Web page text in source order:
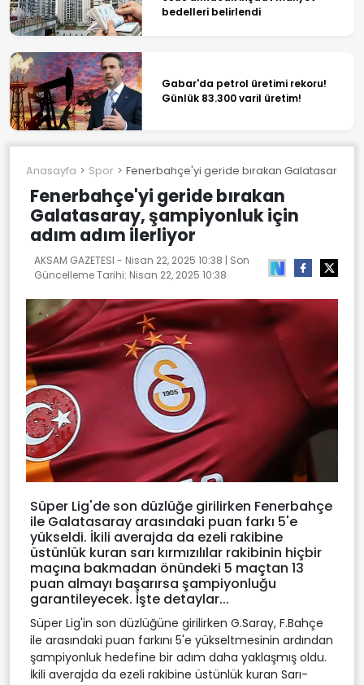
bedelleri belirlendi
Gabar'da petrol üretimi rekoru!
Günlük 83.300 varil üretim!
Anasayfa Spor Fenerbahçe'yi geride bırakan Galatasaray,
Fenerbahçe'yi geride bırakan
Galatasaray, şampiyonluk için
adım adım ilerliyor
AKSAM GAZETESI - Nisan 22, 2025 10:38 | Son
Güncelleme Tarihi: Nisan 22, 2025 10:38
Süper Lig'de son düzlüğe girilirken Fenerbahçe
ile Galatasaray arasındaki puan farkı 5'e
yükseldi. İkili averajda da ezeli rakibine
üstünlük kuran sarı kırmızılılar rakibinin hiçbir
maçına bakmadan önündeki 5 maçtan 13
puan almayı başarırsa şampiyonluğu
garantileyecek. İşte detaylar...
Süper Lig'in son düzlüğüne girilirken G.Saray, F.Bahçe
ile arasındaki puan farkını 5'e yükseltmesinin ardından
şampiyonluk hedefine bir adım daha yaklaşmış oldu.
İkili averajda da ezeli rakibine üstünlük kuran Sarı-